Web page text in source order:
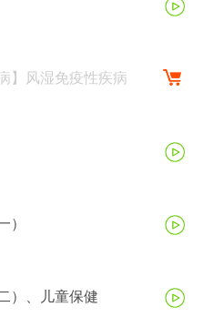
】风湿免疫性疾病
）
）、儿童保健